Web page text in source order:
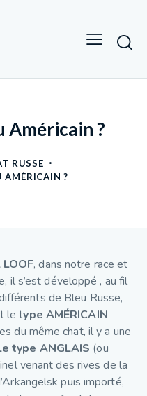
Américain ?
RUSSE
AMÉRICAIN ?
, dans notre race et
il s’est développé , au fil
de Bleu Russe,
le type AMÉRICAIN
du même chat, il y a une
type ANGLAIS (ou
venant des rives de la
puis importé,